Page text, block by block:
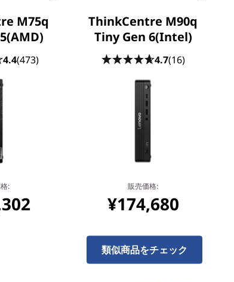
ビジネスPCに求
から、実際の使用
す。実際の使用状
したMIL規格テス
もお使いいただける
省スペース設計
1Lサイズの圧倒的
に対応。オプショ
簡単に設置するこ
の取り付けなど、さ
M75q
4.4(473)
:
ThinkCentre M90q
Tiny Gen 6(Intel)
4.7(16)
販売価格:
¥174,680
類似商品をチェック